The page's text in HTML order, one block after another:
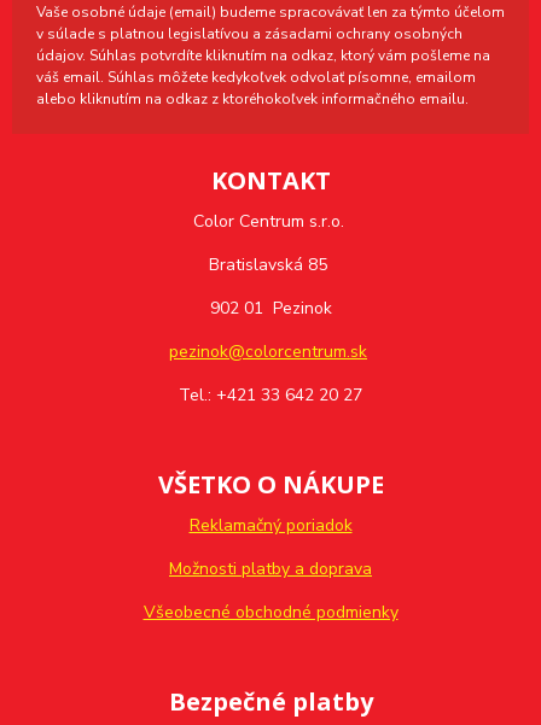
Vaše osobné údaje (email) budeme spracovávať len za týmto účelom
v súlade s platnou legislatívou a zásadami ochrany osobných
údajov. Súhlas potvrdíte kliknutím na odkaz, ktorý vám pošleme na
váš email. Súhlas môžete kedykoľvek odvolať písomne, emailom
alebo kliknutím na odkaz z ktoréhokoľvek informačného emailu.
KONTAKT
Color Centrum s.r.o.
Bratislavská 85
902 01 Pezinok
pezinok@colorcentrum.sk
Tel.: +421 33 642 20 27
VŠETKO O NÁKUPE
Reklamačný poriadok
Možnosti platby a doprava
Všeobecné obchodné podmienky
Bezpečné platby